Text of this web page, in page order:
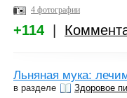
4 фотографии
+114
Льняная мука:
в разделе Здоровое